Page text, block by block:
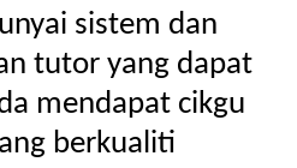
sistem dan
tutor yang dapat
mendapat cikgu
berkualiti